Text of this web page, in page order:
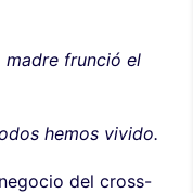
madre frunció el
hemos vivido.
del cross-